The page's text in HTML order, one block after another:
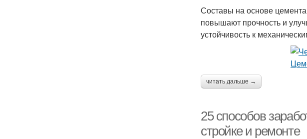
Составы на основе
повышают прочность и
устойчивость к
читать дальше →
25 способов
стройке и ремонте